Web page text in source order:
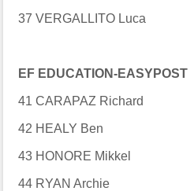
37 VERGALLITO Luca
EF EDUCATION-EASYPOST
41 CARAPAZ Richard
42 HEALY Ben
43 HONORE Mikkel
44 RYAN Archie